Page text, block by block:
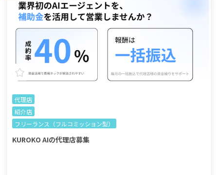
代理店
紹介店
フリーランス（フルコミッション型）
KUROKO AIの代理店募集